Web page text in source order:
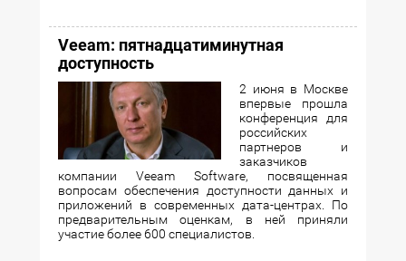
Veeam: пятнадцатиминутная
доступность
2 июня в Москве
впервые прошла
конференция для
российских
партнеров и
заказчиков
компании Veeam Software, посвященная
вопросам обеспечения доступности данных и
приложений в современных дата-центрах. По
предварительным оценкам, в ней приняли
участие более 600 специалистов.